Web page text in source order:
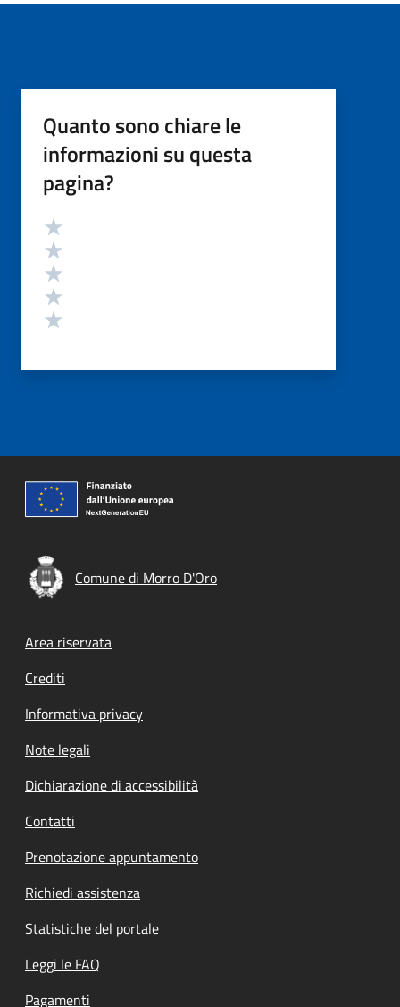
Quanto sono chiare le
informazioni su questa
pagina?
Valutazione
Comune di Morro D'Oro
Footer menu
Area riservata
Crediti
Informativa privacy
Note legali
Dichiarazione di accessibilità
Contatti
Prenotazione appuntamento
Richiedi assistenza
Statistiche del portale
Leggi le FAQ
Pagamenti